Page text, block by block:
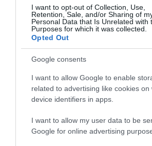
I want to opt-out of Collection, Use,
Retention, Sale, and/or Sharing of
Personal Data that Is Unrelated with
Purposes for which it was collected.
Opted Out
Google consents
I want to allow Google to enable
related to advertising like cookies on
device identifiers in apps.
I want to allow my user data to be
Google for online advertising
ΕΠΙΧΕΙΡΗΣΕΙΣ
Κεραμέως: ημερίδα
«ΕΡΓΑΝΗ ΙΙ» και
ΕΒΕΠ